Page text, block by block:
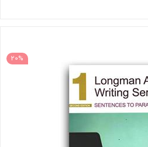
20%